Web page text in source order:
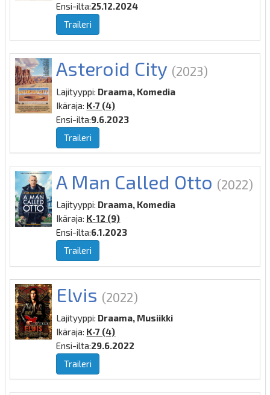
Ensi-ilta:25.12.2024
Traileri
Asteroid City (2023)
Lajityyppi: Draama, Komedia
Ikäraja: K-7 (4)
Ensi-ilta:9.6.2023
Traileri
A Man Called Otto (2022)
Lajityyppi: Draama, Komedia
Ikäraja: K-12 (9)
Ensi-ilta:6.1.2023
Traileri
Elvis (2022)
Lajityyppi: Draama, Musiikki
Ikäraja: K-7 (4)
Ensi-ilta:29.6.2022
Traileri